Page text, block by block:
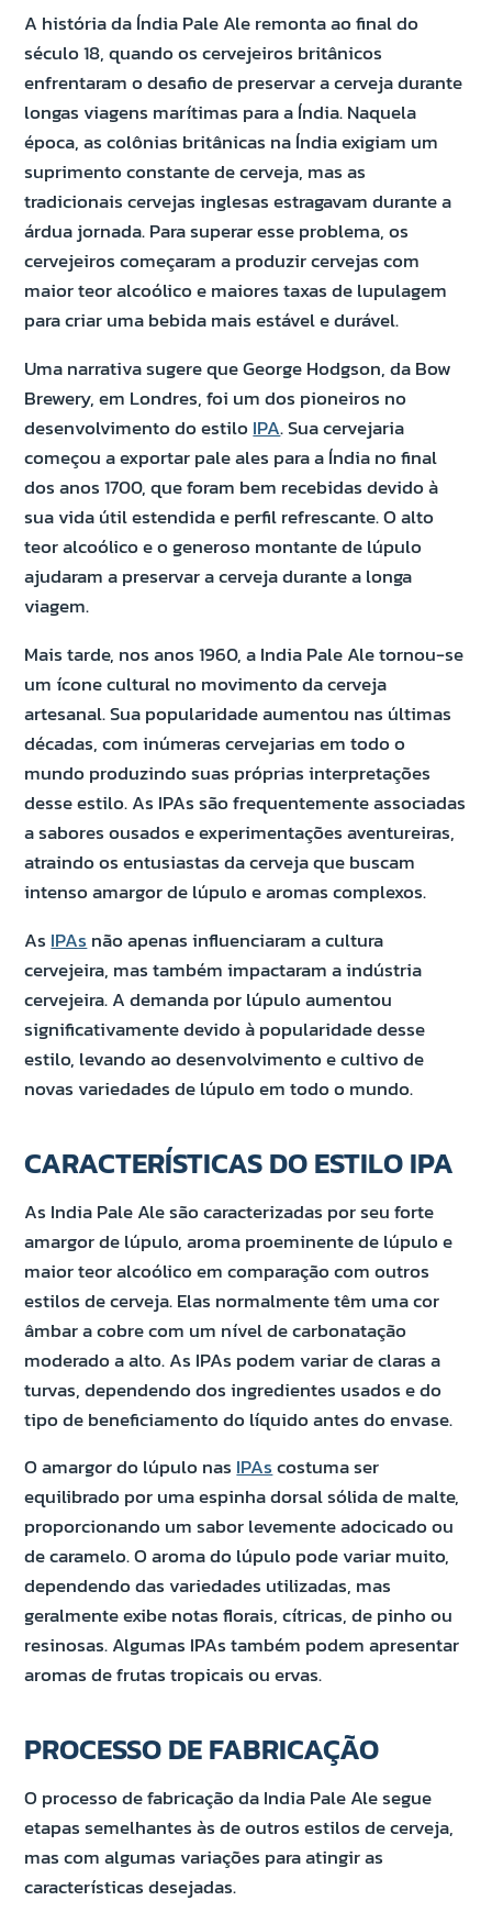
A história da Índia Pale Ale remonta ao final do
século 18, quando os cervejeiros britânicos
enfrentaram o desafio de preservar a cerveja durante
longas viagens marítimas para a Índia. Naquela
época, as colônias britânicas na Índia exigiam um
suprimento constante de cerveja, mas as
tradicionais cervejas inglesas estragavam durante a
árdua jornada. Para superar esse problema, os
cervejeiros começaram a produzir cervejas com
maior teor alcoólico e maiores taxas de lupulagem
para criar uma bebida mais estável e durável.
Uma narrativa sugere que George Hodgson, da Bow
Brewery, em Londres, foi um dos pioneiros no
desenvolvimento do estiloIPA. Sua cervejaria
começou a exportar pale ales para a Índia no final
dos anos 1700, que foram bem recebidas devido à
sua vida útil estendida e perfil refrescante. O alto
teor alcoólico e o generoso montante de lúpulo
ajudaram a preservar a cerveja durante a longa
viagem.
Mais tarde, nos anos 1960, a India Pale Ale tornou-se
um ícone cultural no movimento da cerveja
artesanal. Sua popularidade aumentou nas últimas
décadas, com inúmeras cervejarias em todo o
mundo produzindo suas próprias interpretações
desse estilo. As IPAs são frequentemente associadas
a sabores ousados ​​e experimentações aventureiras,
atraindo os entusiastas da cerveja que buscam
intenso amargor de lúpulo e aromas complexos.
As IPAs não apenas influenciaram a cultura
cervejeira, mas também impactaram a indústria
cervejeira. A demanda por lúpulo aumentou
significativamente devido à popularidade desse
estilo, levando ao desenvolvimento e cultivo de
novas variedades de lúpulo em todo o mundo.
CARACTERÍSTICAS DO ESTILO IPA
As India Pale Ale são caracterizadas por seu forte
amargor de lúpulo, aroma proeminente de lúpulo e
maior teor alcoólico em comparação com outros
estilos de cerveja. Elas normalmente têm uma cor
âmbar a cobre com um nível de carbonatação
moderado a alto. As IPAs podem variar de claras a
turvas, dependendo dos ingredientes usados e do
tipo de beneficiamento do líquido antes do envase.
O amargor do lúpulo nasIPAscostuma ser
equilibrado por uma espinha dorsal sólida de malte,
proporcionando um sabor levemente adocicado ou
de caramelo. O aroma do lúpulo pode variar muito,
dependendo das variedades utilizadas, mas
geralmente exibe notas florais, cítricas, de pinho ou
resinosas. Algumas IPAs também podem apresentar
aromas de frutas tropicais ou ervas.
PROCESSO DE FABRICAÇÃO
O processo de fabricação da India Pale Ale segue
etapas semelhantes às de outros estilos de cerveja,
mas com algumas variações para atingir as
características desejadas.